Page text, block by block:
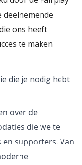
deelnemende
ons heeft
te maken
die je nodig hebt
over de
die we te
en supporters. Van